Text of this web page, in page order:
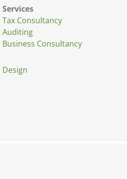
Services
Tax Consultancy
Auditing
Business Consultancy
Design